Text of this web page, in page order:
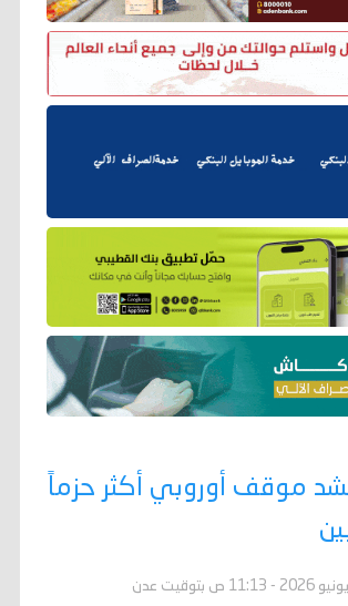
موقف أوروبي أكثر حزماً